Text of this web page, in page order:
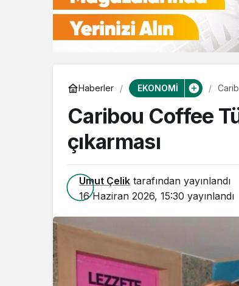
Haberler EKONOMİ
Caribou Coffee
çıkarması
Umut Çelik tarafından yayınlandı
16 Haziran 2026, 15:30 yayınlandı